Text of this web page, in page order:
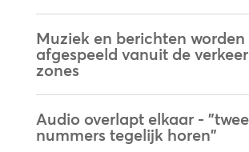
Muziek en berichten worden
afgespeeld vanuit de
zones
Audio overlapt elkaar - "twee
nummers tegelijk horen"